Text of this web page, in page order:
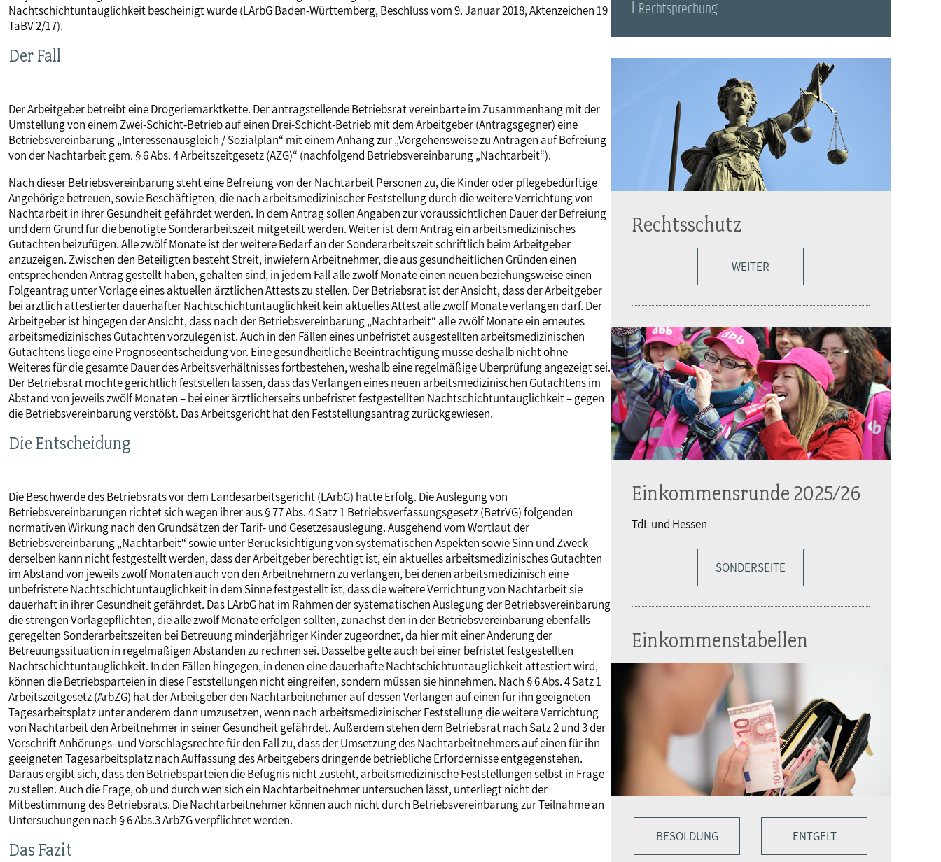
Frauen
Senioren
Versorgung
Rechtsprechung
Tarifverträge
Bildung
MITBESTIMMUNG
Akademie
Nachtschichtuntauglichkeit bescheinigt wurde (LArbG Baden-Württemberg, Beschluss vom 9. Januar 2018, Aktenzeichen 19
TaBV 2/17).
Der Fall
Der Arbeitgeber betreibt eine Drogeriemarktkette. Der antragstellende Betriebsrat vereinbarte im Zusammenhang mit der
Umstellung von einem Zwei-Schicht-Betrieb auf einen Drei-Schicht-Betrieb mit dem Arbeitgeber (Antragsgegner) eine
Betriebsvereinbarung „Interessenausgleich / Sozialplan“ mit einem Anhang zur „Vorgehensweise zu Anträgen auf Befreiung
von der Nachtarbeit gem. § 6 Abs. 4 Arbeitszeitgesetz (AZG)“ (nachfolgend Betriebsvereinbarung „Nachtarbeit“).
Nach dieser Betriebsvereinbarung steht eine Befreiung von der Nachtarbeit Personen zu, die Kinder oder pflegebedürftige
Angehörige betreuen, sowie Beschäftigten, die nach arbeitsmedizinischer Feststellung durch die weitere Verrichtung von
Nachtarbeit in ihrer Gesundheit gefährdet werden. In dem Antrag sollen Angaben zur voraussichtlichen Dauer der Befreiung
und dem Grund für die benötigte Sonderarbeitszeit mitgeteilt werden. Weiter ist dem Antrag ein arbeitsmedizinisches
Gutachten beizufügen. Alle zwölf Monate ist der weitere Bedarf an der Sonderarbeitszeit schriftlich beim Arbeitgeber
anzuzeigen. Zwischen den Beteiligten besteht Streit, inwiefern Arbeitnehmer, die aus gesundheitlichen Gründen einen
entsprechenden Antrag gestellt haben, gehalten sind, in jedem Fall alle zwölf Monate einen neuen beziehungsweise einen
Folgeantrag unter Vorlage eines aktuellen ärztlichen Attests zu stellen. Der Betriebsrat ist der Ansicht, dass der Arbeitgeber
bei ärztlich attestierter dauerhafter Nachtschichtuntauglichkeit kein aktuelles Attest alle zwölf Monate verlangen darf. Der
Arbeitgeber ist hingegen der Ansicht, dass nach der Betriebsvereinbarung „Nachtarbeit“ alle zwölf Monate ein erneutes
arbeitsmedizinisches Gutachten vorzulegen ist. Auch in den Fällen eines unbefristet ausgestellten arbeitsmedizinischen
Gutachtens liege eine Prognoseentscheidung vor. Eine gesundheitliche Beeinträchtigung müsse deshalb nicht ohne
Weiteres für die gesamte Dauer des Arbeitsverhältnisses fortbestehen, weshalb eine regelmäßige Überprüfung angezeigt sei.
Der Betriebsrat möchte gerichtlich feststellen lassen, dass das Verlangen eines neuen arbeitsmedizinischen Gutachtens im
Abstand von jeweils zwölf Monaten – bei einer ärztlicherseits unbefristet festgestellten Nachtschichtuntauglichkeit – gegen
die Betriebsvereinbarung verstößt. Das Arbeitsgericht hat den Feststellungsantrag zurückgewiesen.
Die Entscheidung
Die Beschwerde des Betriebsrats vor dem Landesarbeitsgericht (LArbG) hatte Erfolg. Die Auslegung von
Betriebsvereinbarungen richtet sich wegen ihrer aus § 77 Abs. 4 Satz 1 Betriebsverfassungsgesetz (BetrVG) folgenden
normativen Wirkung nach den Grundsätzen der Tarif- und Gesetzesauslegung. Ausgehend vom Wortlaut der
Betriebsvereinbarung „Nachtarbeit“ sowie unter Berücksichtigung von systematischen Aspekten sowie Sinn und Zweck
derselben kann nicht festgestellt werden, dass der Arbeitgeber berechtigt ist, ein aktuelles arbeitsmedizinisches Gutachten
im Abstand von jeweils zwölf Monaten auch von den Arbeitnehmern zu verlangen, bei denen arbeitsmedizinisch eine
unbefristete Nachtschichtuntauglichkeit in dem Sinne festgestellt ist, dass die weitere Verrichtung von Nachtarbeit sie
dauerhaft in ihrer Gesundheit gefährdet. Das LArbG hat im Rahmen der systematischen Auslegung der Betriebsvereinbarung
die strengen Vorlagepflichten, die alle zwölf Monate erfolgen sollten, zunächst den in der Betriebsvereinbarung ebenfalls
geregelten Sonderarbeitszeiten bei Betreuung minderjähriger Kinder zugeordnet, da hier mit einer Änderung der
Betreuungssituation in regelmäßigen Abständen zu rechnen sei. Dasselbe gelte auch bei einer befristet festgestellten
Nachtschichtuntauglichkeit. In den Fällen hingegen, in denen eine dauerhafte Nachtschichtuntauglichkeit attestiert wird,
können die Betriebsparteien in diese Feststellungen nicht eingreifen, sondern müssen sie hinnehmen. Nach § 6 Abs. 4 Satz 1
Arbeitszeitgesetz (ArbZG) hat der Arbeitgeber den Nachtarbeitnehmer auf dessen Verlangen auf einen für ihn geeigneten
Tagesarbeitsplatz unter anderem dann umzusetzen, wenn nach arbeitsmedizinischer Feststellung die weitere Verrichtung
von Nachtarbeit den Arbeitnehmer in seiner Gesundheit gefährdet. Außerdem stehen dem Betriebsrat nach Satz 2 und 3 der
Vorschrift Anhörungs- und Vorschlagsrechte für den Fall zu, dass der Umsetzung des Nachtarbeitnehmers auf einen für ihn
geeigneten Tagesarbeitsplatz nach Auffassung des Arbeitgebers dringende betriebliche Erfordernisse entgegenstehen.
Daraus ergibt sich, dass den Betriebsparteien die Befugnis nicht zusteht, arbeitsmedizinische Feststellungen selbst in Frage
zu stellen. Auch die Frage, ob und durch wen sich ein Nachtarbeitnehmer untersuchen lässt, unterliegt nicht der
Mitbestimmung des Betriebsrats. Die Nachtarbeitnehmer können auch nicht durch Betriebsvereinbarung zur Teilnahme an
Untersuchungen nach § 6 Abs.3 ArbZG verpflichtet werden.
Das Fazit
Rechtsprechung
Rechtsschutz
WEITER
Einkommensrunde 2025/26
TdL und Hessen
SONDERSEITE
Einkommenstabellen
BESOLDUNG ENTGELT